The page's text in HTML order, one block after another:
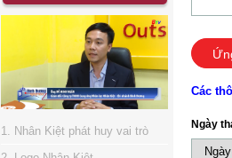
1. Nhân Kiệt phát huy vai trò
Các
Ngày